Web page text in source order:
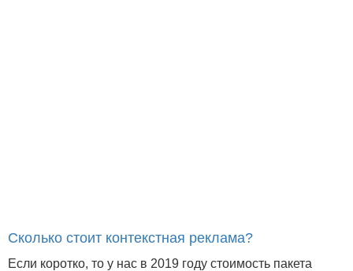
Сколько стоит контекстная реклама?
Если коротко, то у нас в 2019 году стоимость пакета